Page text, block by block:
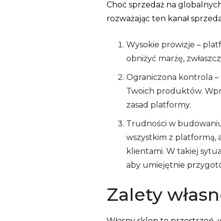
Choć sprzedaż na
rozważając ten kanał
Wysokie prowizje –
obniżyć marżę,
Ograniczona kontrola
Twoich produktów.
zasad platformy.
Trudności w
wszystkim z platformą,
klientami. W takiej
aby umiejętnie
Zalety